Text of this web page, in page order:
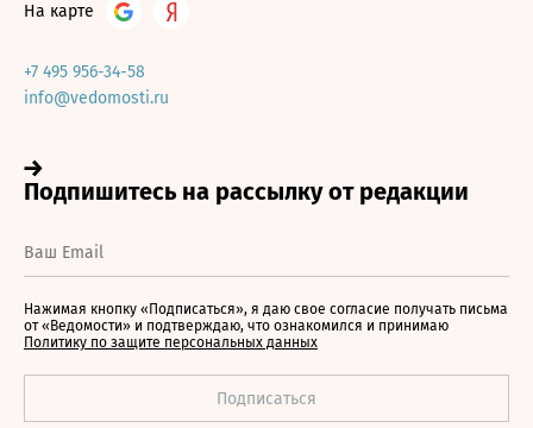
На карте
+7 495 956-34-58
info@vedomosti.ru
Нажимая кнопку «Подписаться», я даю свое согласие получать письма
от «Ведомости» и подтверждаю, что ознакомился и принимаю
Политику по защите персональных данных